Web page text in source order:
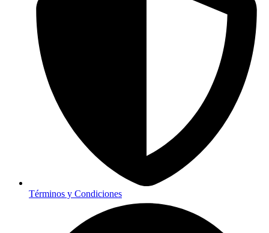
Términos y Condiciones